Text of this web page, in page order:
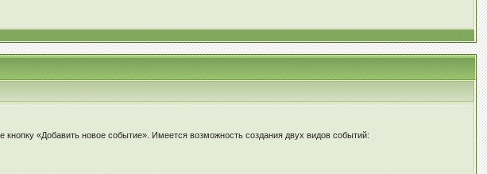
«Добавить новое событие». Имеется возможность создания двух видов событий: